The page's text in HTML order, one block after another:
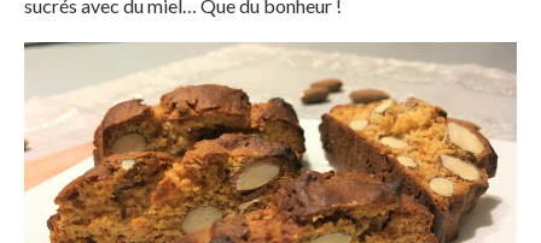
sucrés avec du miel… Que du bonheur !